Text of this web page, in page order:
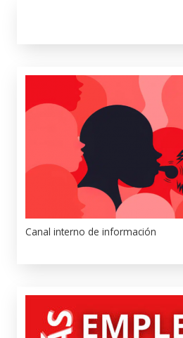
Canal interno de información